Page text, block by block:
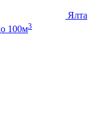
Ялта
100м3